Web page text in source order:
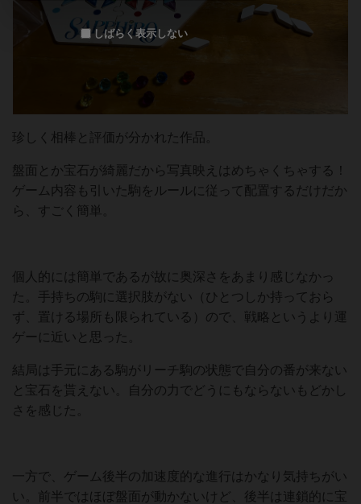
珍しく相棒と評価が分かれた作品。
盤面とか宝石が綺麗だから写真映えはめちゃくちゃする！
ゲーム内容も引いた駒をルールに従って配置するだけだか
ら、すごく簡単。
個人的には簡単であるが故に奥深さをあまり感じなかっ
た。手持ちの駒に選択肢がない（ひとつしか持っておら
ず、置ける場所も限られている）ので、戦略というより運
ゲーに近いと思った。
結局は手元にある駒がリーチ駒の状態で自分の番が来ない
と宝石を貰えない。自分の力でどうにもならないもどかし
さを感じた。
一方で、ゲーム後半の加速度的な進行はかなり気持ちがい
い。前半ではほぼ盤面が動かないけど、後半は連鎖的に宝
しばらく表示しない